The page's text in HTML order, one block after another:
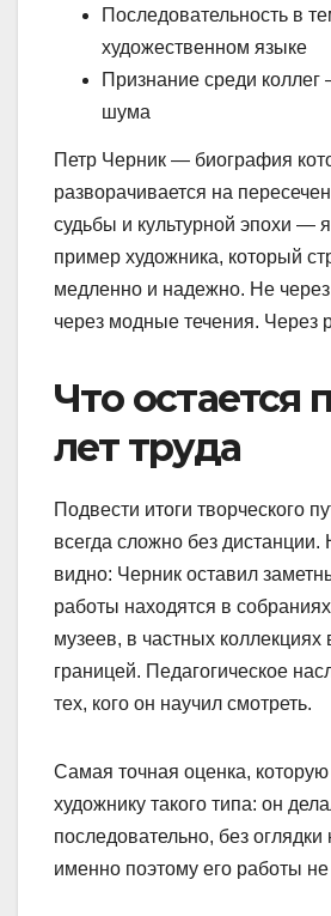
Последовательность в
художественном языке
Признание среди
шума
Петр Черник — биография
разворачивается на
судьбы и культурной эпохи —
пример художника, который
медленно и надежно. Не
через модные течения. Через
Что остается
лет труда
Подвести итоги творческого
всегда сложно без дистанции.
видно: Черник оставил
работы находятся в
музеев, в частных коллекциях
границей. Педагогическое
тех, кого он научил смотреть.
Самая точная оценка,
художнику такого типа: он
последовательно, без оглядки
именно поэтому его работы не